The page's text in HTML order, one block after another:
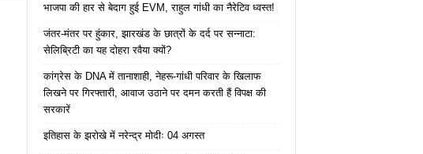
भाजपा की हार से बेदाग हुई EVM, राहुल गांधी का नैरेटिव ध्वस्त!
जंतर-मंतर पर हुंकार, झारखंड के छात्रों के दर्द पर सन्नाटा:
सेलिब्रिटी का यह दोहरा रवैया क्यों?
कांग्रेस के DNA में तानाशाही, नेहरू-गांधी परिवार के खिलाफ
लिखने पर गिरफ्तारी, आवाज उठाने पर दमन करती हैं विपक्ष की
सरकारें
इतिहास के झरोखे में नरेन्द्र मोदीः 04 अगस्त